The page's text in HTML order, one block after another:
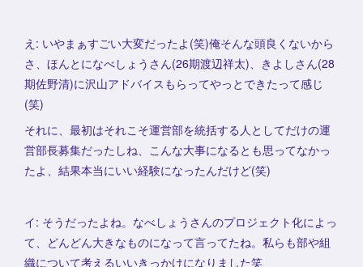
え: いやまぁすごい大変だったよ(笑)俺そんな頭良くないから
さ、ほんとになべしょうさん(26期渡辺祥太)、きよしさん(28
期佐野清)に沢山アドバイスもらってやっとできたって感じ
(笑)
それに、最初はそれこそ運営部を統括する人としてだけの運
営部長募集だったしね、こんな大事になるとも思ってなかっ
たよ、結果本当にいい経験になったんだけど(笑)
イ: そうだったよね。なべしょうさんのプロジェクト化によっ
て、どんどん大きなものになって言ってたね。私らも部や組
織について考えるいいきっかけになりました笑